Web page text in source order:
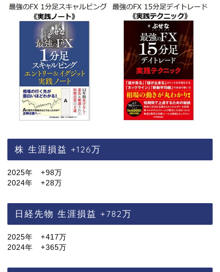
株 生涯損益 +126万
2025年 +98万
2024年 +28万
日経先物 生涯損益 +782万
2025年 +417万
2024年 +365万